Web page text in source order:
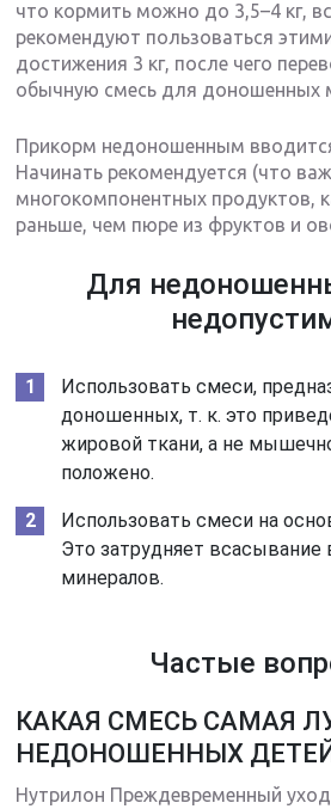
что кормить можно до 3,5–4 кг,
рекомендуют пользоваться
достижения 3 кг, после чего
обычную смесь для доношенных
Прикорм недоношенным
Начинать рекомендуется (что
многокомпонентных продуктов,
раньше, чем пюре из фруктов и
Для
Использовать смеси,
доношенных, т. к. это
жировой ткани, а не
положено.
Использовать смеси на
Это затрудняет всасывание
минералов.
Частые
КАКАЯ СМЕСЬ САМАЯ
НЕДОНОШЕННЫХ
Нутрилон Преждевременный